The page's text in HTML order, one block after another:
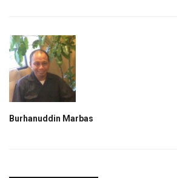
Burhanuddin Marbas